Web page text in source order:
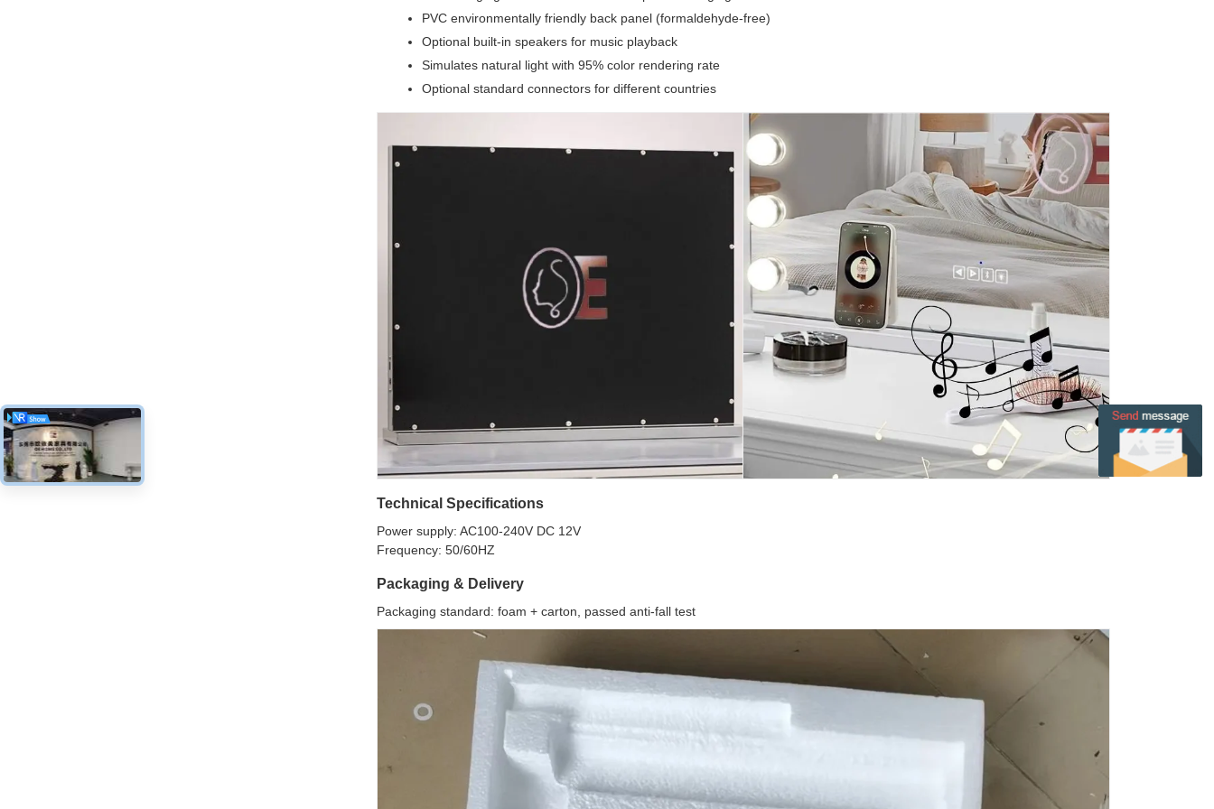
PVC environmentally friendly back panel (formaldehyde-free)
Optional built-in speakers for music playback
Simulates natural light with 95% color rendering rate
Optional standard connectors for different countries
Technical Specifications
Power supply: AC100-240V DC 12V
Frequency: 50/60HZ
Packaging & Delivery
Packaging standard: foam + carton, passed anti-fall test